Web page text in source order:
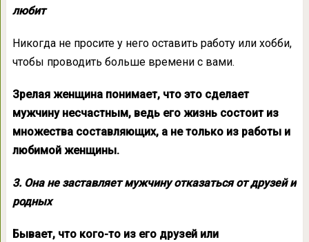
любит
Никогда не просите у него оставить работу или хобби,
чтобы проводить больше времени с вами.
Зрелая женщина понимает, что это сделает
мужчину несчастным, ведь его жизнь состоит из
множества составляющих, а не только из работы и
любимой женщины.
3. Она не заставляет мужчину отказаться от друзей и
родных
Бывает, что кого-то из его друзей или